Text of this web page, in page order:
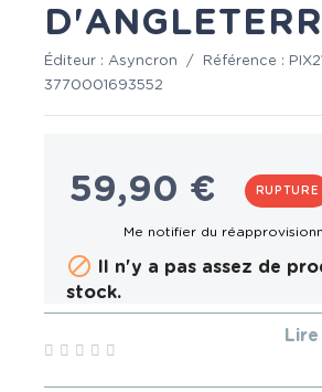
Éditeur : Asyncron / Référence :
3770001693552
59,90 € RUPTURE
 Il n'y a pas assez de
stock.